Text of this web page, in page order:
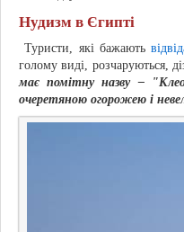
Нудизм в Єгипті
Туристи, які бажають
голому виді, розчаруються,
має помітну назву –
очеретяною огорожею і